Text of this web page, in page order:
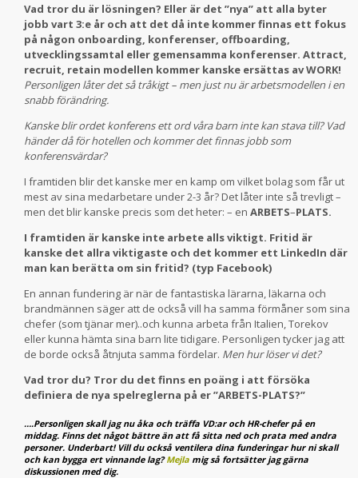
Vad tror du är lösningen? Eller är det ”nya” att alla byter
jobb vart 3:e år och att det då inte kommer finnas ett fokus
på någon onboarding, konferenser, offboarding,
utvecklingssamtal eller gemensamma konferenser. Attract,
recruit, retain modellen kommer kanske ersättas av WORK!
Personligen låter det så tråkigt – men just nu är arbetsmodellen i en
snabb förändring.
Kanske blir ordet konferens ett ord våra barn inte kan stava till? Vad
händer då för hotellen och kommer det finnas jobb som
konferensvärdar?
I framtiden blir det kanske mer en kamp om vilket bolag som får ut
mest av sina medarbetare under 2-3 år? Det låter inte så trevligt –
men det blir kanske precis som det heter: – en ARBETS–PLATS.
I framtiden är kanske inte arbete alls viktigt. Fritid är
kanske det allra viktigaste och det kommer ett LinkedIn där
man kan berätta om sin fritid? (typ Facebook)
En annan fundering är när de fantastiska lärarna, läkarna och
brandmännen säger att de också vill ha samma förmåner som sina
chefer (som tjänar mer)..och kunna arbeta från Italien, Torekov
eller kunna hämta sina barn lite tidigare. Personligen tycker jag att
de borde också åtnjuta samma fördelar. Men hur löser vi det?
Vad tror du? Tror du det finns en poäng i att försöka
definiera de nya spelreglerna på er ”ARBETS-PLATS?”
….Personligen skall jag nu åka och träffa VD:ar och HR-chefer på en
middag. Finns det något bättre än att få sitta ned och prata med andra
personer. Underbart! Vill du också ventilera dina funderingar hur ni skall
och kan bygga ert vinnande lag?Mejla mig så fortsätter jag gärna
diskussionen med dig.